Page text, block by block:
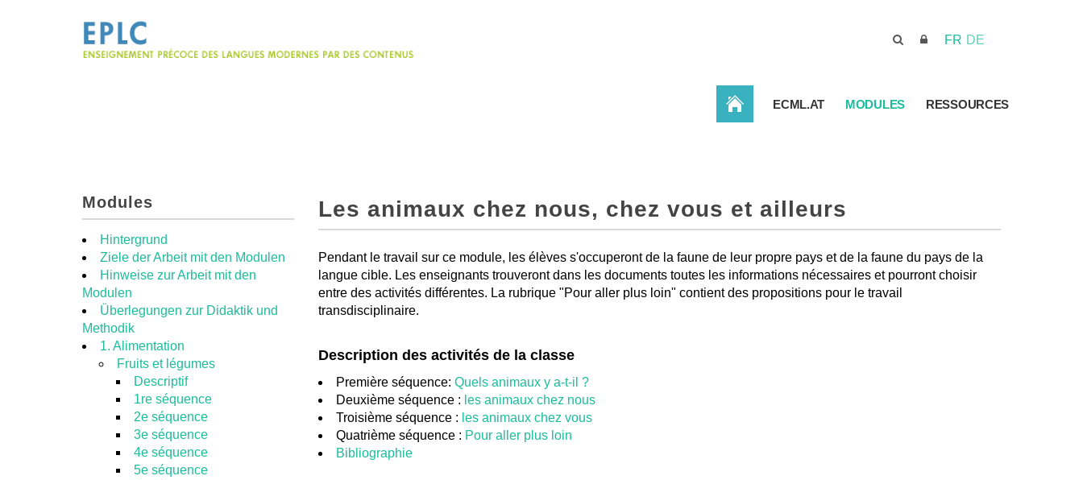
FR DE
ACCUEIL ECML.AT MODULES RESSOURCES
Modules
Hintergrund
Ziele der Arbeit mit den Modulen
Hinweise zur Arbeit mit den
Modulen
Überlegungen zur Didaktik und
Methodik
1. Alimentation
Fruits et légumes
Descriptif
1re séquence
2e séquence
3e séquence
4e séquence
5e séquence
Les animaux chez nous, chez vous et ailleurs
Pendant le travail sur ce module, les élèves s'occuperont de la faune de leur propre pays et de la faune du pays de la
langue cible. Les enseignants trouveront dans les documents toutes les informations nécessaires et pourront choisir
entre des activités différentes. La rubrique "Pour aller plus loin" contient des propositions pour le travail
transdisciplinaire.
Description des activités de la classe
Première séquence: Quels animaux y a-t-il ?
Deuxième séquence : les animaux chez nous
Troisième séquence : les animaux chez vous
Quatrième séquence : Pour aller plus loin
Bibliographie